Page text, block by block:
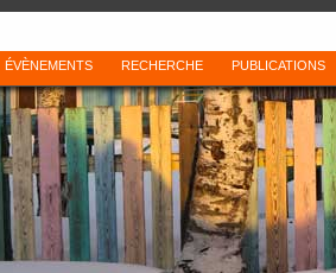
ÉVÈNEMENTS RECHERCHE PUBLICATIONS